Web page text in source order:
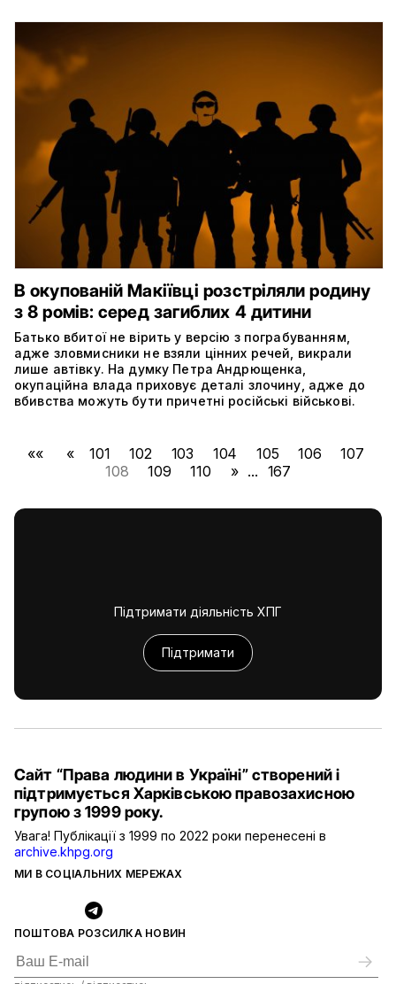
В окупованій Макіївці розстріляли родину
з 8 ромів: серед загиблих 4 дитини
Батько вбитої не вірить у версію з пограбуванням,
адже зловмисники не взяли цінних речей, викрали
лише автівку. На думку Петра Андрющенка,
окупаційна влада приховує деталі злочину, адже до
вбивства можуть бути причетні російські військові.
«« « 101 102 103 104 105 106
107
108
109 110 » ... 167
Підтримати діяльність ХПГ
Підтримати
ПОШТОВА РОЗСИЛКА НОВИН
МИ В СОЦІАЛЬНИХ МЕРЕЖАХ
Сайт “Права людини в Україні” створений і
підтримується Харківською правозахисною
групою з 1999 року.
Увага! Публікації з 1999 по 2022 роки перенесені в
archive.khpg.org